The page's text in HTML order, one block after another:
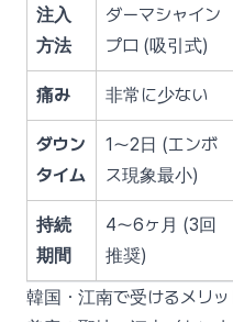
注入
方法
ダーマシャイン
プロ (吸引式)
痛み 非常に少ない
ダウン
タイム
1〜2日 (エンボ
ス現象最小)
持続
期間
4〜6ヶ月 (3回
推奨)
韓国・江南で受けるメリッ